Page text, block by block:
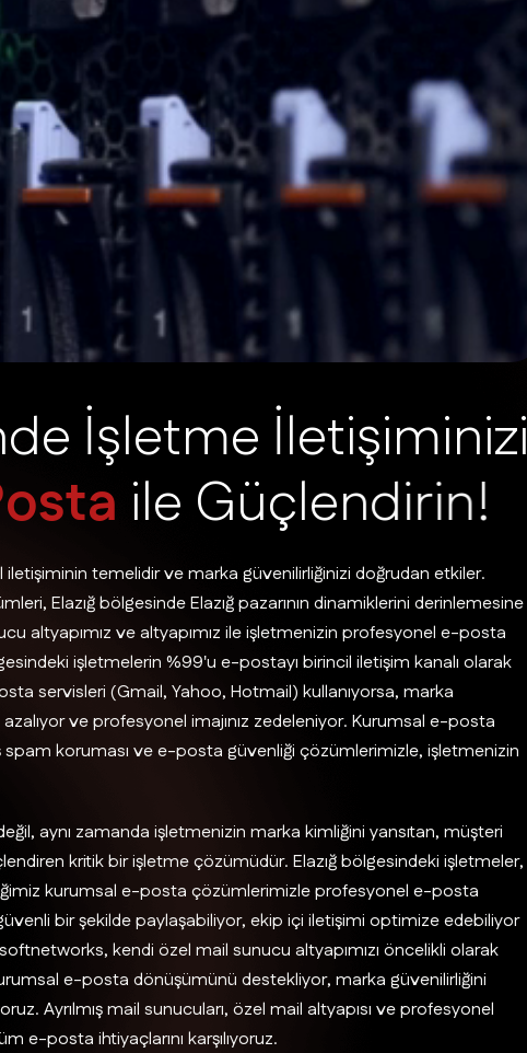
de İşletme İletişiminizi
osta ile Güçlendirin!
temelidir ve marka güvenilirliğinizi doğrudan etkiler.
Elazığ bölgesinde Elazığ pazarının dinamiklerini derinlemesine
altyapımız ve altyapımız ile işletmenizin profesyonel e-posta
işletmelerin %99'u e-postayı birincil iletişim kanalı olarak
servisleri (Gmail, Yahoo, Hotmail) kullanıyorsa, marka
ve profesyonel imajınız zedeleniyor. Kurumsal e-posta
koruması ve e-posta güvenliği çözümlerimizle, işletmenizin
aynı zamanda işletmenizin marka kimliğini yansıtan, müşteri
kritik bir işletme çözümüdür. Elazığ bölgesindeki işletmeler,
kurumsal e-posta çözümlerimizle profesyonel e-posta
bir şekilde paylaşabiliyor, ekip içi iletişimi optimize edebiliyor
kendi özel mail sunucu altyapımızı öncelikli olarak
e-posta dönüşümünü destekliyor, marka güvenilirliğini
Ayrılmış mail sunucuları, özel mail altyapısı ve profesyonel
e-posta ihtiyaçlarını karşılıyoruz.